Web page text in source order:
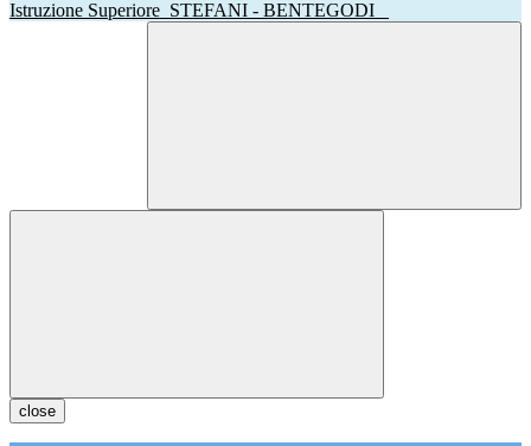
Istruzione Superiore STEFANI - BENTEGODI
close